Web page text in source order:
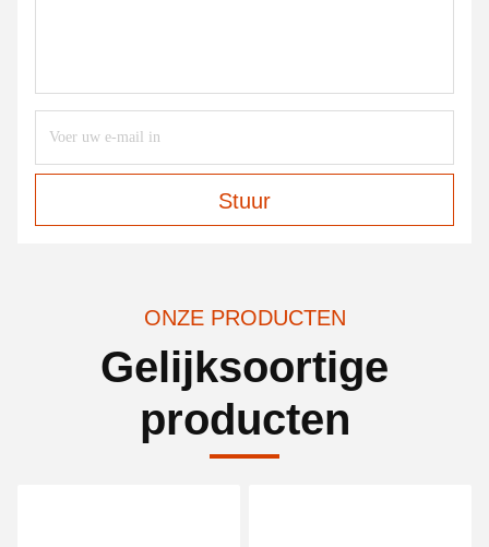
Stuur
ONZE PRODUCTEN
Gelijksoortige
producten